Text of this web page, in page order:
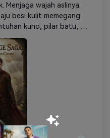
Menjaga wajah aslinya.
besi kulit memegang
kuno, pilar batu,
sinar matahari yang
dan vignet sinematis.
dan desain sampul
Resolusi tinggi, siap